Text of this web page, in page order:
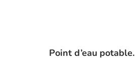
Point d’eau potable.